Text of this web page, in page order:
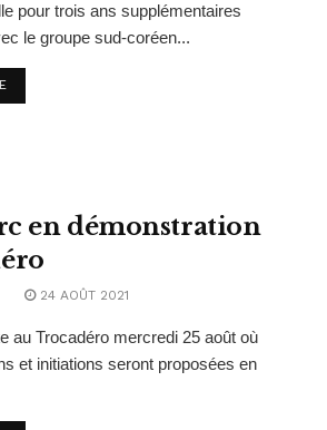
pour trois ans supplémentaires
le groupe sud-coréen...
en démonstration
24 AOÛT 2021
au Trocadéro mercredi 25 août où
et initiations seront proposées en